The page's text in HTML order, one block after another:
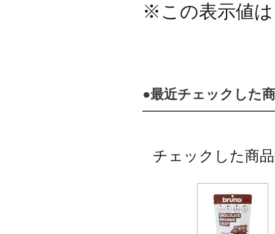
※この表示値
●最近チェックした
チェックした商